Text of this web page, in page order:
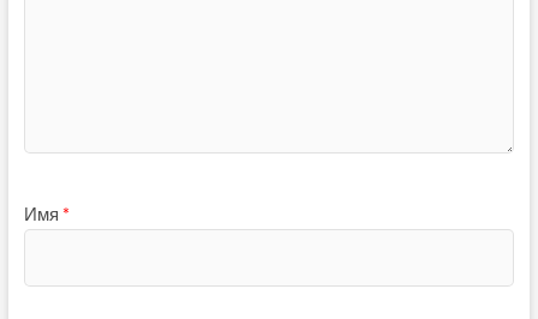
Имя *